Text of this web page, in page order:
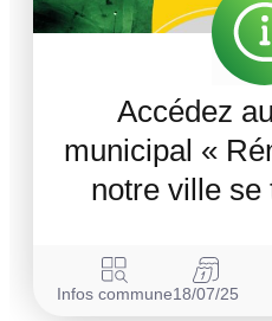
Accédez
municipal «
notre ville se
Infos commune18/07/25